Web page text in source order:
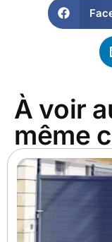
À voir
même